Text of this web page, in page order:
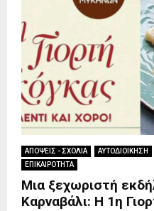
ΑΠΟΨΕΙΣ - ΣΧΟΛΙΑ ΑΥΤΟΔΙΟΙΚΗΣΗ
ΕΠΙΚΑΙΡΟΤΗΤΑ
Μια ξεχωριστή
Καρναβάλι: Η 1η